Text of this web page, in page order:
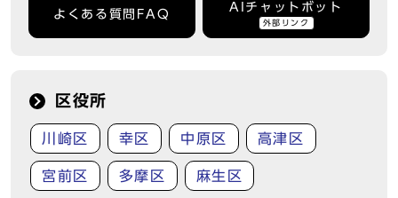
よくある質問FAQ
AIチャットボット
外部リンク
区役所
川崎区 幸区 中原区 高津区
宮前区 多摩区 麻生区